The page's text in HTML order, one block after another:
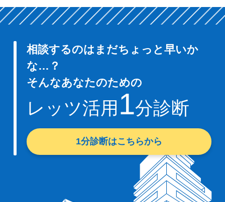
相談するのはまだちょっと早いか
な…？
そんなあなたのための
レッツ活用 1分診断
1分診断はこちらから